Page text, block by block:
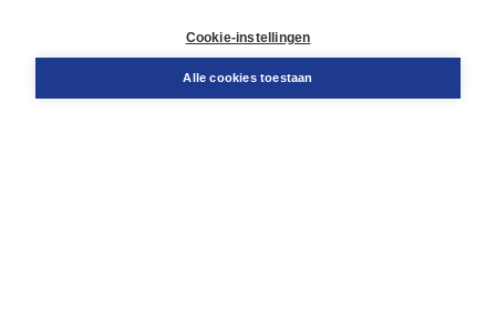
Cookie-instellingen
Alle cookies toestaan